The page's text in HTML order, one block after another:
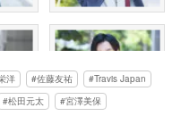
洋 佐藤友祐
Travis Japan
松田元太
宮澤美保